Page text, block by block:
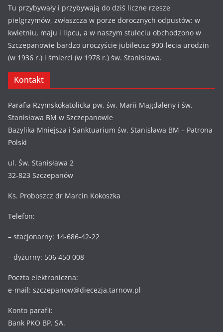
Tu przybywały i przybywają do dziś liczne rzesze
pielgrzymów, zwłaszcza w porze dorocznych odpustów: w
kwietniu, maju i lipcu, a w naszym stuleciu obchodzono w
Szczepanowie bardzo uroczyście jubileusz 900-lecia urodzin
(w 1936 r.) i śmierci (w 1978 r.) św. Stanisława.
Kontakt
Parafia Rzymskokatolicka pw. św. Marii Magdaleny i św.
Stanisława BM w Szczepanowie
Bazylika Mniejsza i Sanktuarium św. Stanisława BM – Patrona
Polski
ul. Św. Stanisława 2
32-823 Szczepanów
Ks. Proboszcz dr Marcin Kokoszka
Telefon:
– stacjonarny: 14-686-42-22
– dyżurny: 506 450 008
Poczta elektroniczna:
e-mail: szczepanow@diecezja.tarnow.pl
Konto parafii:
Bank PKO BP. SA.